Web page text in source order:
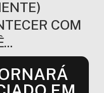
COM